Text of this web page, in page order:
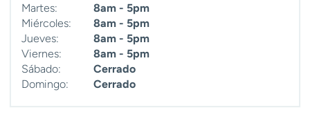
Martes:
8am - 5pm
Miércoles:
8am - 5pm
Jueves:
8am - 5pm
Viernes:
8am - 5pm
Sábado:
Cerrado
Domingo:
Cerrado